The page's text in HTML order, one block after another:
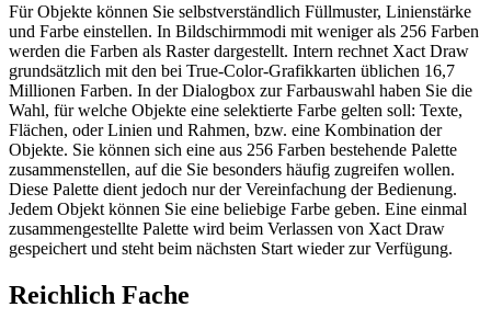
Für Objekte können Sie selbstverständlich Füllmuster, Linienstärke
und Farbe einstellen. In Bildschirmmodi mit weniger als 256 Farben
werden die Farben als Raster dargestellt. Intern rechnet Xact Draw
grundsätzlich mit den bei True-Color-Grafikkarten üblichen 16,7
Millionen Farben. In der Dialogbox zur Farbauswahl haben Sie die
Wahl, für welche Objekte eine selektierte Farbe gelten soll: Texte,
Flächen, oder Linien und Rahmen, bzw. eine Kombination der
Objekte. Sie können sich eine aus 256 Farben bestehende Palette
zusammenstellen, auf die Sie besonders häufig zugreifen wollen.
Diese Palette dient jedoch nur der Vereinfachung der Bedienung.
Jedem Objekt können Sie eine beliebige Farbe geben. Eine einmal
zusammengestellte Palette wird beim Verlassen von Xact Draw
gespeichert und steht beim nächsten Start wieder zur Verfügung.
Reichlich Fache